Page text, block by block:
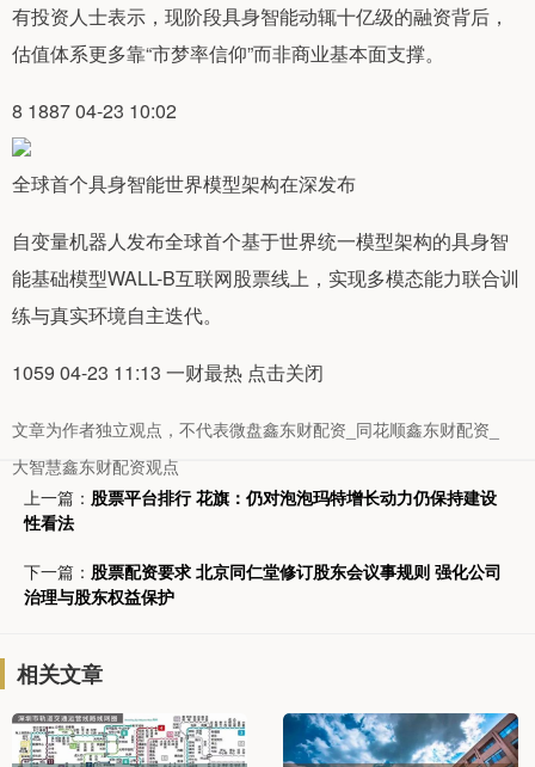
有投资人士表示，现阶段具身智能动辄十亿级的融资背后，
估值体系更多靠“市梦率信仰”而非商业基本面支撑。
8 1887 04-23 10:02
全球首个具身智能世界模型架构在深发布
自变量机器人发布全球首个基于世界统一模型架构的具身智
能基础模型WALL-B互联网股票线上，实现多模态能力联合训
练与真实环境自主迭代。
1059 04-23 11:13 一财最热 点击关闭
文章为作者独立观点，不代表微盘鑫东财配资_同花顺鑫东财配资_
大智慧鑫东财配资观点
上一篇： 股票平台排行 花旗：仍对泡泡玛特增长动力仍保持建设
性看法
下一篇： 股票配资要求 北京同仁堂修订股东会议事规则 强化公司
治理与股东权益保护
相关文章